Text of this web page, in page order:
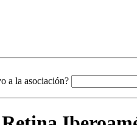
a la asociación?